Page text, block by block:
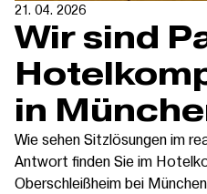
21. 04. 2026
Wir sind
in
Wie sehen Sitzlösungen im
Antwort finden Sie im
Oberschleißheim bei